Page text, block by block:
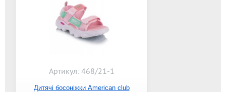
Артикул: 468/21-1
Дитячі босоніжки American club